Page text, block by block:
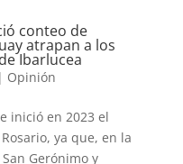
conteo de
atrapan a los
Ibarlucea
| Opinión
en 2023 el
ya que, en la
Gerónimo y